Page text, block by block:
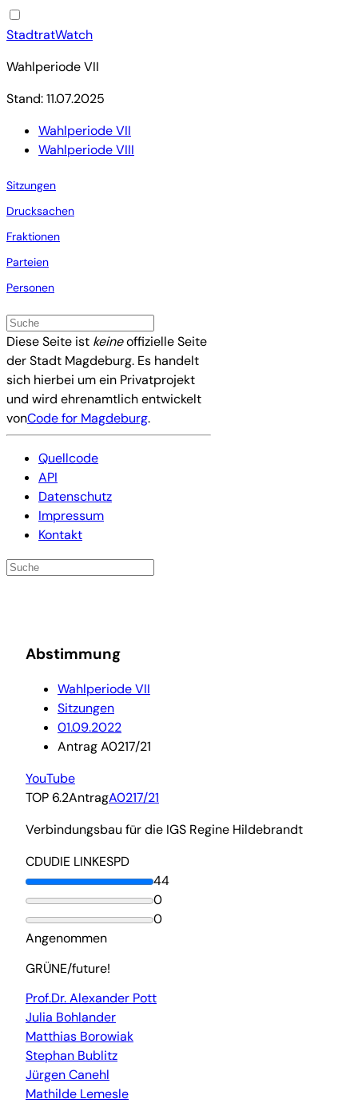
StadtratWatch
Wahlperiode VII
Stand: 11.07.2025
Wahlperiode VII
Wahlperiode VIII
Sitzungen
Drucksachen
Fraktionen
Parteien
Personen
Diese Seite ist keineoffizielle Seite
der Stadt Magdeburg. Es handelt
sich hierbei um ein Privatprojekt
und wird ehrenamtlich entwickelt
vonCode for Magdeburg.
Quellcode
API
Datenschutz
Impressum
Kontakt
Abstimmung
Wahlperiode VII
Sitzungen
01.09.2022
Antrag A0217/21
YouTube
TOP 6.2AntragA0217/21
Verbindungsbau für die IGS Regine Hildebrandt
CDUDIE LINKESPD
44
0
0
Angenommen
GRÜNE/future!
Prof.Dr. Alexander Pott
Julia Bohlander
Matthias Borowiak
Stephan Bublitz
Jürgen Canehl
Mathilde Lemesle